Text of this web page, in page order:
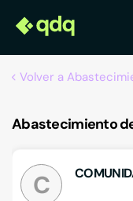
Volver a
Abastecimiento
C